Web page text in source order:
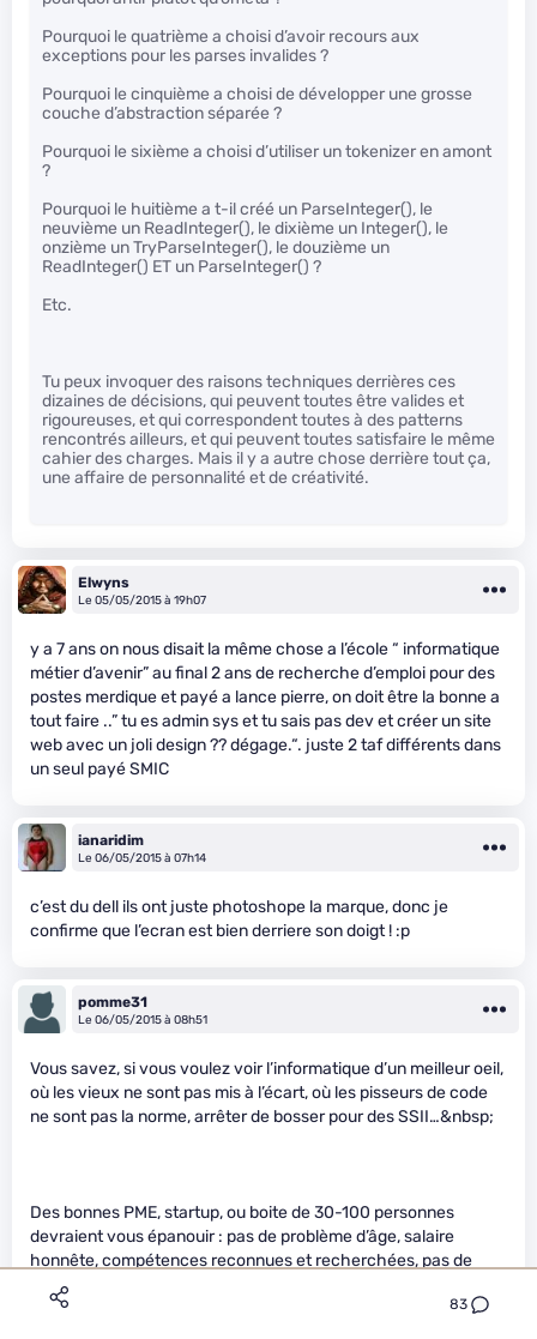
83
Pourquoi le quatrième a choisi d’avoir recours aux
exceptions pour les parses invalides ?
Pourquoi le cinquième a choisi de développer une grosse
couche d’abstraction séparée ?
Pourquoi le sixième a choisi d’utiliser un tokenizer en amont
?
Pourquoi le huitième a t-il créé un ParseInteger(), le
neuvième un ReadInteger(), le dixième un Integer(), le
onzième un TryParseInteger(), le douzième un
ReadInteger() ET un ParseInteger() ?
Etc.
Tu peux invoquer des raisons techniques derrières ces
dizaines de décisions, qui peuvent toutes être valides et
rigoureuses, et qui correspondent toutes à des patterns
rencontrés ailleurs, et qui peuvent toutes satisfaire le même
cahier des charges. Mais il y a autre chose derrière tout ça,
une affaire de personnalité et de créativité.
Elwyns
Le 05/05/2015 à 19h07
y a 7 ans on nous disait la même chose a l’école “ informatique
métier d’avenir” au final 2 ans de recherche d’emploi pour des
postes merdique et payé a lance pierre, on doit être la bonne a
tout faire ..” tu es admin sys et tu sais pas dev et créer un site
web avec un joli design ?? dégage.“. juste 2 taf différents dans
un seul payé SMIC
ianaridim
Le 06/05/2015 à 07h14
c’est du dell ils ont juste photoshope la marque, donc je
confirme que l’ecran est bien derriere son doigt ! :p
pomme31
Le 06/05/2015 à 08h51
Vous savez, si vous voulez voir l’informatique d’un meilleur oeil,
où les vieux ne sont pas mis à l’écart, où les pisseurs de code
ne sont pas la norme, arrêter de bosser pour des SSII…&nbsp;
Des bonnes PME, startup, ou boite de 30-100 personnes
devraient vous épanouir : pas de problème d’âge, salaire
honnête, compétences reconnues et recherchées, pas de
manager, mais plus des chefs de produits.